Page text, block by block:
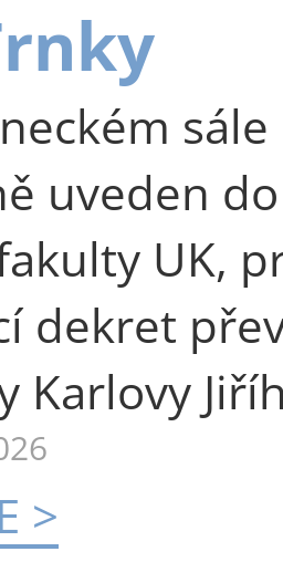
uveden
UK,
dekret
Karlovy
>